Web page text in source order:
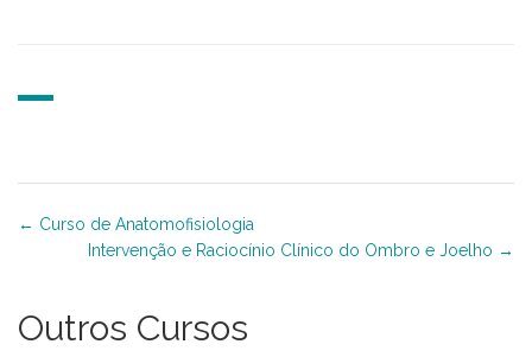
Curso de Anatomofisiologia
Intervenção e Raciocínio Clínico do Ombro e Joelho
Outros Cursos